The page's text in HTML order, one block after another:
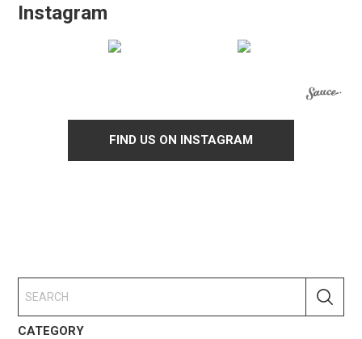
CATEGORY
Instagram
FIND US ON INSTAGRAM